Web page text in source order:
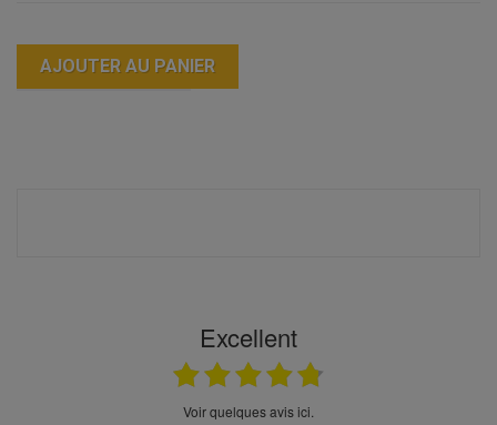
AJOUTER AU PANIER
Excellent
Voir quelques avis ici.